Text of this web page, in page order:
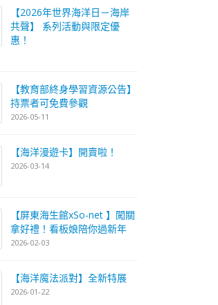
【2026年世界海洋日－海岸
共聲】 系列活動與限定優
惠！
【教育部終身學習資源公告】
持票者可免費參觀
2026-05-11
【海洋漫遊卡】開賣啦！
2026-03-14
【屏東海生館xSo-net 】闖關
拿好禮！看板娘陪你過新年
2026-02-03
【海洋魔法派對】全新特展
2026-01-22